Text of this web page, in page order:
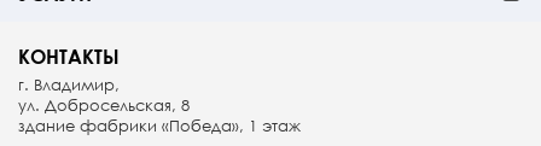
КОНТАКТЫ
г. Владимир,
ул. Добросельская, 8
здание фабрики «Победа», 1 этаж